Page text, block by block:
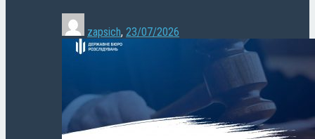
zapsich, 23/07/2026